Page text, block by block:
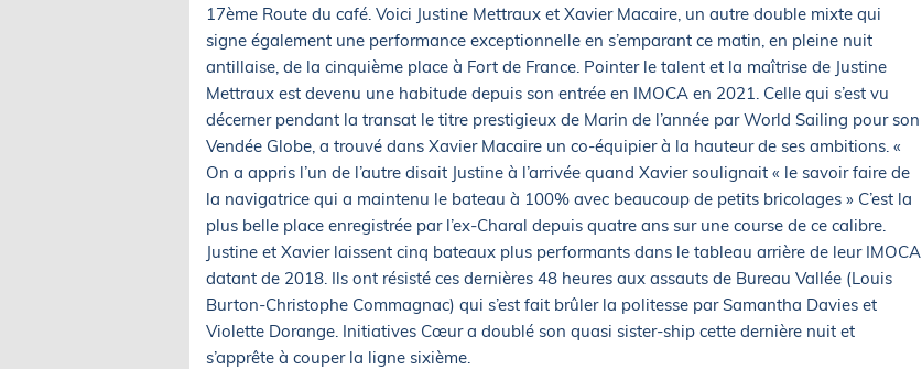
17ème Route du café. Voici Justine Mettraux et Xavier Macaire, un autre double mixte qui
signe également une performance exceptionnelle en s’emparant ce matin, en pleine nuit
antillaise, de la cinquième place à Fort de France. Pointer le talent et la maîtrise de Justine
Mettraux est devenu une habitude depuis son entrée en IMOCA en 2021. Celle qui s’est vu
décerner pendant la transat le titre prestigieux de Marin de l’année par World Sailing pour son
Vendée Globe, a trouvé dans Xavier Macaire un co-équipier à la hauteur de ses ambitions. «
On a appris l’un de l’autre disait Justine à l’arrivée quand Xavier soulignait « le savoir faire de
la navigatrice qui a maintenu le bateau à 100% avec beaucoup de petits bricolages » C’est la
plus belle place enregistrée par l’ex-Charal depuis quatre ans sur une course de ce calibre.
Justine et Xavier laissent cinq bateaux plus performants dans le tableau arrière de leur IMOCA
datant de 2018. Ils ont résisté ces dernières 48 heures aux assauts de Bureau Vallée (Louis
Burton-Christophe Commagnac) qui s’est fait brûler la politesse par Samantha Davies et
Violette Dorange. Initiatives Cœur a doublé son quasi sister-ship cette dernière nuit et
s’apprête à couper la ligne sixième.